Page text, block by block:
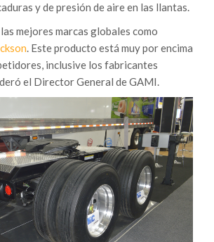
y de presión de aire en las llantas.
mejores marcas globales como
. Este producto está muy por encima
inclusive los fabricantes
el Director General de GAMI.